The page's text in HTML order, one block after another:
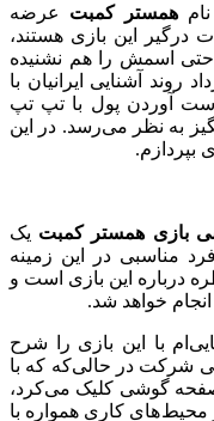
همستر کمبت عرضه
درگیر این بازی هستند،
حتی اسمش را هم نشنیده
روند آشنایی ایرانیان با
آوردن پول با تپ تپ
به نظر می‌رسد. در این
بپردازم.
بازی همستر کمبت یک
مناسبی در این زمینه
درباره این بازی است و
خواهد شد.
با این بازی را شرح
شرکت در حالی‌که که با
گوشی کلیک می‌کرد،
محیط‌های کاری همواره با